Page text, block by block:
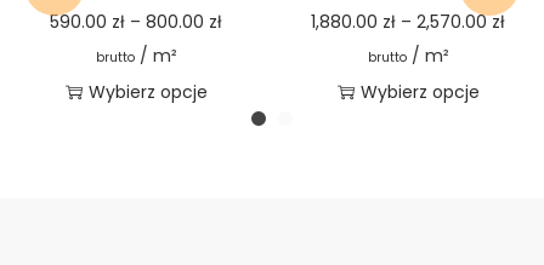
590.00 zł – 800.00 zł
brutto/ m²
Wybierz opcje
1,880.00 zł – 2,570.00zł
brutto/ m²
Wybierz opcje